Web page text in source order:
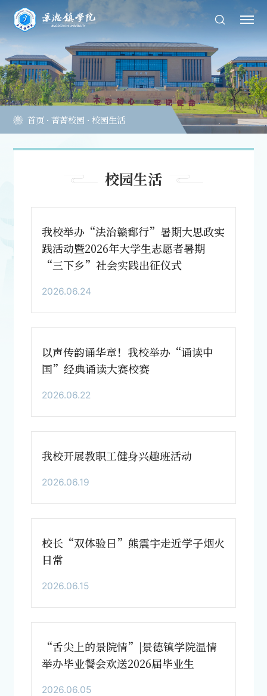
首页 ·菁菁校园 ·校园生活
校园生活
我校举办“法治赣鄱行”暑期大思政实
践活动暨2026年大学生志愿者暑期
“三下乡”社会实践出征仪式
2026.06.24
以声传韵诵华章！我校举办“诵读中
国”经典诵读大赛校赛
2026.06.22
我校开展教职工健身兴趣班活动
2026.06.19
校长“双体验日”熊震宇走近学子烟火
日常
2026.06.15
“舌尖上的景院情”|景德镇学院温情
举办毕业餐会欢送2026届毕业生
2026.06.05